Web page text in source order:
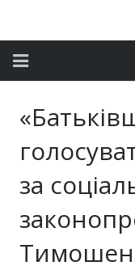
Депутатський
Громадські
за